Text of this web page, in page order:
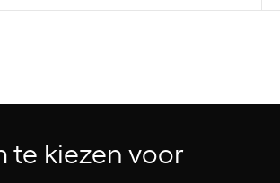
te kiezen voor